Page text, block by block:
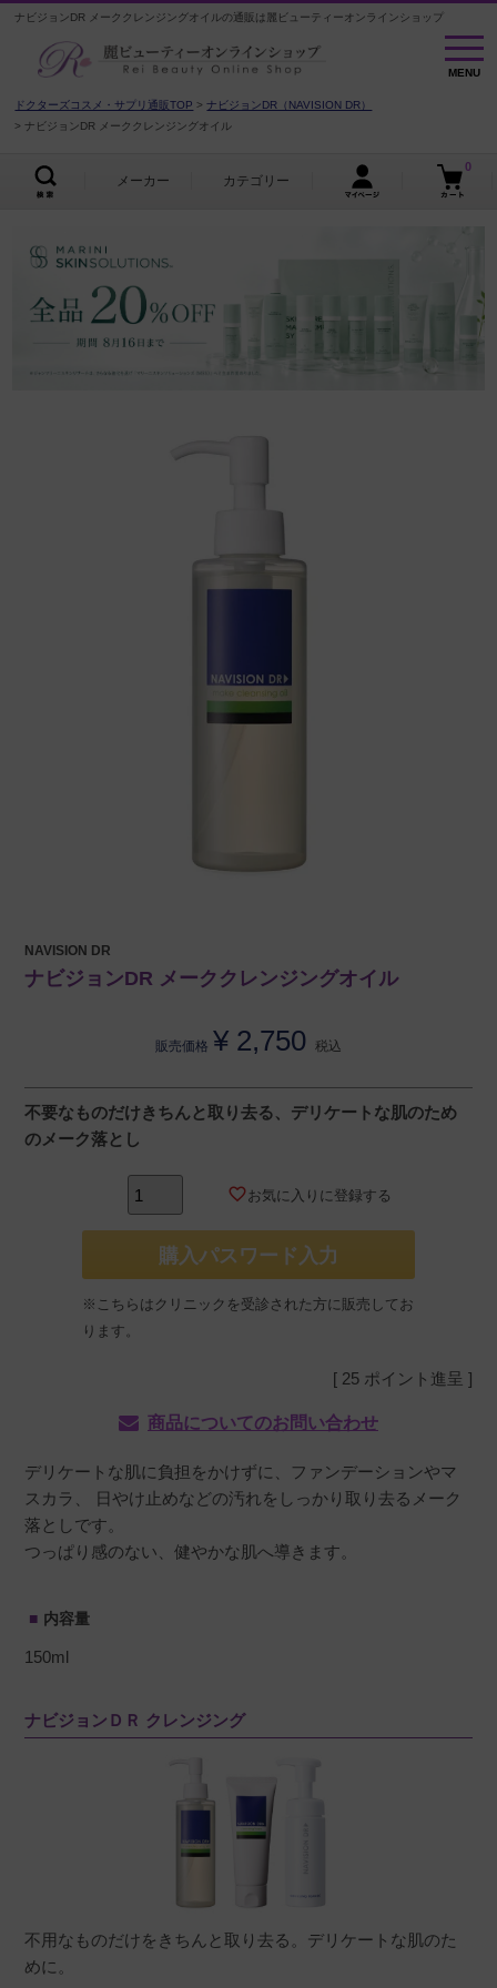
ナビジョンDR メーククレンジングオイルの通販は麗ビューティーオンラインショップ
MENU
MENU
ドクターズコスメ・サプリ通販TOP
ナビジョンDR（NAVISION DR）
ナビジョンDR メーククレンジングオイル
メーカー カテゴリー
0
NAVISION DR
ナビジョンDR メーククレンジングオイル
販売価格 ¥ 2,750 税込
不要なものだけきちんと取り去る、デリケートな肌のため
のメーク落とし
お気に入りに登録する
購入パスワード入力
※こちらはクリニックを受診された方に販売してお
ります。
[ 25 ポイント進呈 ]
商品についてのお問い合わせ
デリケートな肌に負担をかけずに、ファンデーションやマ
スカラ、 日やけ止めなどの汚れをしっかり取り去るメーク
落としです。
つっぱり感のない、健やかな肌へ導きます。
内容量
150ml
ナビジョンＤＲ クレンジング
不用なものだけをきちんと取り去る。デリケートな肌のた
めに。